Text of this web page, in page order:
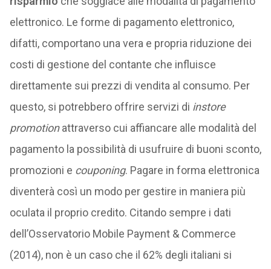
elettronico. Le forme di pagamento elettronico,
difatti, comportano una vera e propria riduzione dei
costi di gestione del contante che influisce
direttamente sui prezzi di vendita al consumo. Per
questo, si potrebbero offrire servizi di instore
promotionattraverso cui affiancare alle modalità del
pagamento la possibilità di usufruire di buoni sconto,
promozioni e couponing. Pagare in forma elettronica
diventerà così un modo per gestire in maniera più
oculata il proprio credito. Citando sempre i dati
dell’Osservatorio Mobile Payment & Commerce
(2014), non è un caso che il 62% degli italiani si